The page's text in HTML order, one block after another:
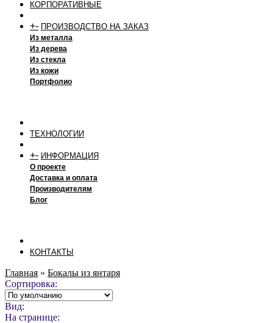
КОРПОРАТИВНЫЕ
+- ПРОИЗВОДСТВО НА ЗАКАЗ
Из металла
Из дерева
Из стекла
Из кожи
Портфолио
ТЕХНОЛОГИИ
+- ИНФОРМАЦИЯ
О проекте
Доставка и оплата
Производителям
Блог
КОНТАКТЫ
Главная » Бокалы из янтаря
Сортировка:
Вид:
На странице: